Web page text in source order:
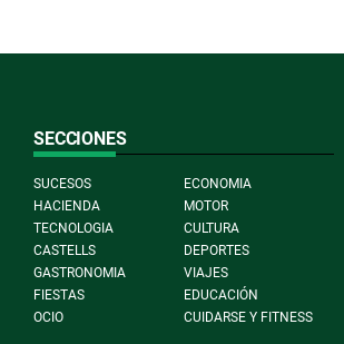
SECCIONES
SUCESOS
ECONOMIA
HACIENDA
MOTOR
TECNOLOGIA
CULTURA
CASTELLS
DEPORTES
GASTRONOMIA
VIAJES
FIESTAS
EDUCACIÓN
OCIO
CUIDARSE Y FITNESS